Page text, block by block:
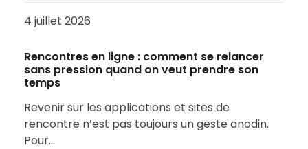
4 juillet 2026
Rencontres en ligne : comment se relancer
sans pression quand on veut prendre son
temps
Revenir sur les applications et sites de
rencontre n’est pas toujours un geste anodin.
Pour…